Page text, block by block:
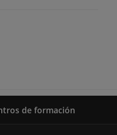
de formación